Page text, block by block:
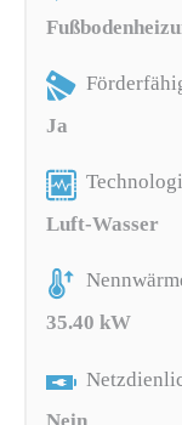
Ja
Luft-Wasser
35.40 kW